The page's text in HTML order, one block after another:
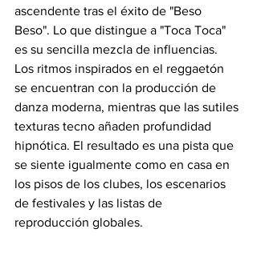
ascendente tras el éxito de "Beso
Beso". Lo que distingue a "Toca Toca"
es su sencilla mezcla de influencias.
Los ritmos inspirados en el reggaetón
se encuentran con la producción de
danza moderna, mientras que las sutiles
texturas tecno añaden profundidad
hipnótica. El resultado es una pista que
se siente igualmente como en casa en
los pisos de los clubes, los escenarios
de festivales y las listas de
reproducción globales.